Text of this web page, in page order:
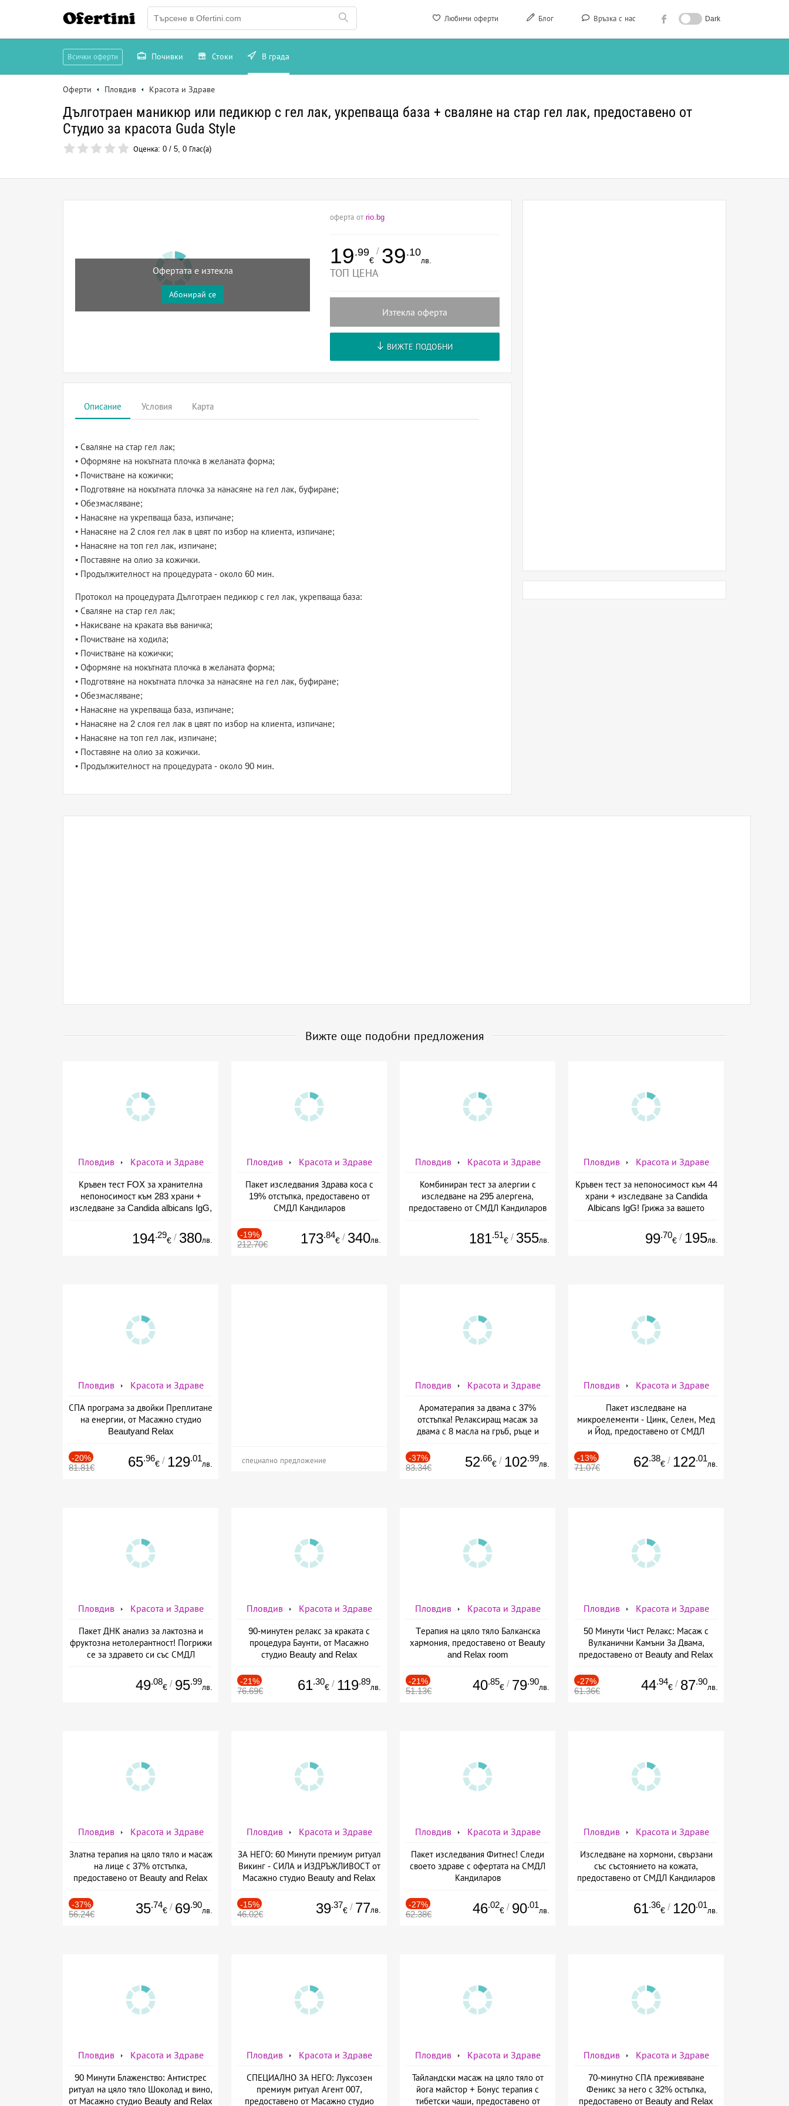
Любими оферти Блог Връзка с нас Dark
Ofertini
Всички оферти Почивки Стоки В града
Оферти Пловдив Красота и Здраве
Дълготраен маникюр или педикюр с гел лак, укрепваща база + сваляне на стар гел лак, предоставено от
Студио за красота Guda Style
Оценка: 0 / 5, 0 Глас(а)
Офертата е изтекла
Абонирай се
оферта от rio.bg
19.99
€
/ 39.10
лв.
ТОП ЦЕНА
Изтекла оферта
ВИЖТЕ ПОДОБНИ
Описание Условия Карта
• Сваляне на стар гел лак;
• Оформяне на нокътната плочка в желаната форма;
• Почистване на кожички;
• Подготвяне на нокътната плочка за нанасяне на гел лак, буфиране;
• Обезмасляване;
• Нанасяне на укрепваща база, изпичане;
• Нанасяне на 2 слоя гел лак в цвят по избор на клиента, изпичане;
• Нанасяне на топ гел лак, изпичане;
• Поставяне на олио за кожички.
• Продължителност на процедурата - около 60 мин.
Протокол на процедурата Дълготраен педикюр с гел лак, укрепваща база:
• Сваляне на стар гел лак;
• Накисване на краката във ваничка;
• Почистване на ходила;
• Почистване на кожички;
• Оформяне на нокътната плочка в желаната форма;
• Подготвяне на нокътната плочка за нанасяне на гел лак, буфиране;
• Обезмасляване;
• Нанасяне на укрепваща база, изпичане;
• Нанасяне на 2 слоя гел лак в цвят по избор на клиента, изпичане;
• Нанасяне на топ гел лак, изпичане;
• Поставяне на олио за кожички.
• Продължителност на процедурата - около 90 мин.
Вижте още подобни предложения
Пловдив Красота и Здраве
Кръвен тест FOX за хранителна
непоносимост към 283 храни +
изследване за Candida albicans IgG,
194.29
€ / 380лв.
Пловдив Красота и Здраве
Пакет изследвания Здрава коса с
19% отстъпка, предоставено от
СМДЛ Кандиларов
-19%
212.70€ 173.84
€ / 340лв.
Пловдив Красота и Здраве
Комбиниран тест за алергии с
изследване на 295 алергена,
предоставено от СМДЛ Кандиларов
181.51
€ / 355лв.
Пловдив Красота и Здраве
Кръвен тест за непоносимост към 44
храни + изследване за Candida
Albicans IgG! Грижа за вашето
99.70
€ / 195лв.
Пловдив Красота и Здраве
СПА програма за двойки Преплитане
на енергии, от Масажно студио
Beautyand Relax
-20%
81.81€ 65.96
€ / 129.01
лв. специално предложение
Пловдив Красота и Здраве
Ароматерапия за двама с 37%
отстъпка! Релаксиращ масаж за
двама с 8 масла на гръб, ръце и
and Relax
-37%
83.34€ 52.66
€ / 102.99
лв.
Пловдив Красота и Здраве
Пакет изследване на
микроелементи - Цинк, Селен, Мед
и Йод, предоставено от СМДЛ
-13%
71.07€ 62.38
€ / 122.01
лв.
Пловдив Красота и Здраве
Пакет ДНК анализ за лактозна и
фруктозна нетолерантност! Погрижи
се за здравето си със СМДЛ
49.08
€ / 95.99
лв.
Пловдив Красота и Здраве
90-минутен релакс за краката с
процедура Баунти, от Масажно
студио Beauty and Relax
-21%
76.69€ 61.30
€ / 119.89
лв.
Пловдив Красота и Здраве
Tерапия на цяло тялo Балканска
хармония, предоставено от Beauty
and Relax room
-21%
51.13€ 40.85
€ / 79.90
лв.
Пловдив Красота и Здраве
50 Минути Чист Релакс: Масаж с
Вулканични Камъни За Двама,
предоставено от Beauty and Relax
-27%
61.36€ 44.94
€ / 87.90
лв.
Пловдив Красота и Здраве
Златна терапия на цяло тяло и масаж
на лице с 37% отстъпка,
предоставено от Beauty and Relax
-37%
56.24€ 35.74
€ / 69.90
лв.
Пловдив Красота и Здраве
ЗА НЕГО: 60 Минути премиум ритуал
Викинг - СИЛА и ИЗДРЪЖЛИВОСТ от
Масажно студио Beauty and Relax
-15%
46.02€ 39.37
€ / 77лв.
Пловдив Красота и Здраве
Пакет изследвания Фитнес! Следи
своето здраве с офертата на СМДЛ
Кандиларов
-27%
62.38€ 46.02
€ / 90.01
лв.
Пловдив Красота и Здраве
Изследване на хормони, свързани
със състоянието на кожата,
предоставено от СМДЛ Кандиларов
61.36
€ / 120.01
лв.
Пловдив Красота и Здраве
90 Минути Блаженство: Антистрес
ритуал на цяло тяло Шоколад и вино,
от Масажно студио Beauty and Relax
Пловдив Красота и Здраве
СПЕЦИАЛНО ЗА НЕГО: Луксозен
премиум ритуал Агент 007,
предоставено от Масажно студио
Пловдив Красота и Здраве
Тайландски масаж на цяло тяло от
йога майстор + Бонус терапия с
тибетски чаши, предоставено от
Пловдив Красота и Здраве
70-минутно СПА преживяване
Феникс за него с 32% остъпка,
предоставено от Beauty and Relax